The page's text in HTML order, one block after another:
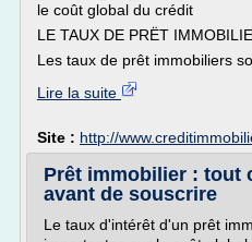
le coût global du crédit
LE TAUX DE PRËT
Les taux de prêt immobiliers
Lire la suite
Site : http://
Prêt immobilier : tout
avant de souscrire
Le taux d'intérêt d'un prêt